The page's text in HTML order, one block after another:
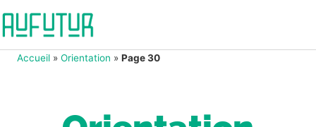
Accueil » Orientation » Page 30